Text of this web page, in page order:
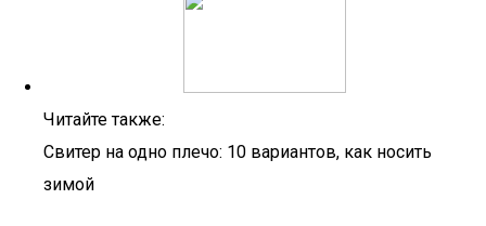
Читайте также:
Свитер на одно плечо: 10 вариантов, как носить
зимой